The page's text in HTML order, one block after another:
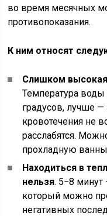
во время месячных
противопоказания.
К ним относят
Слишком
Температура
градусов, лучше —
кровотечения не
расслабятся.
прохладную
Находиться в
нельзя. 5−8
который можно
негативных